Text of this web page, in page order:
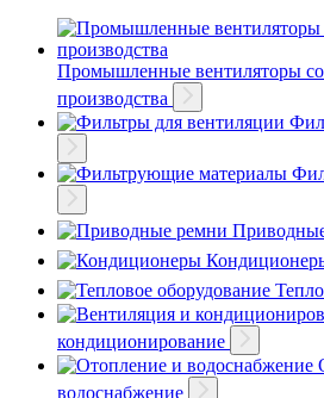
Промышленные вентиляторы
производства
кондиционирование
водоснабжение